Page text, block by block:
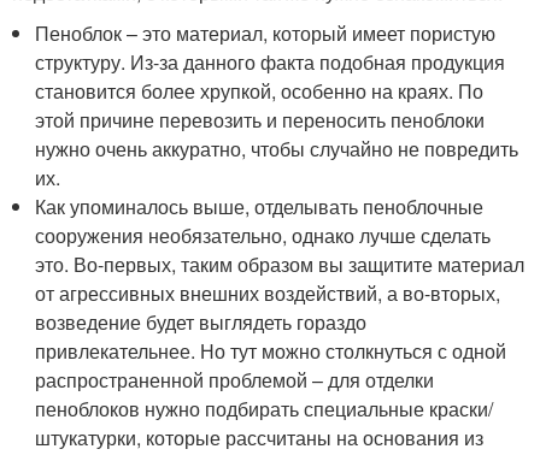
Пеноблок – это материал, который имеет пористую
структуру. Из-за данного факта подобная продукция
становится более хрупкой, особенно на краях. По
этой причине перевозить и переносить пеноблоки
нужно очень аккуратно, чтобы случайно не повредить
их.
Как упоминалось выше, отделывать пеноблочные
сооружения необязательно, однако лучше сделать
это. Во-первых, таким образом вы защитите материал
от агрессивных внешних воздействий, а во-вторых,
возведение будет выглядеть гораздо
привлекательнее. Но тут можно столкнуться с одной
распространенной проблемой – для отделки
пеноблоков нужно подбирать специальные краски/
штукатурки, которые рассчитаны на основания из